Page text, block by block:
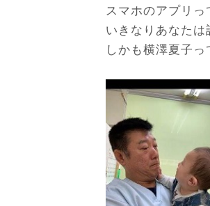
スマホのアプリ
いきなりあなた
しかも横澤夏子っ